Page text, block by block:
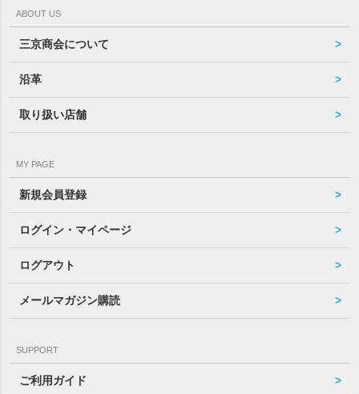
ABOUT US
三京商会について
沿革
取り扱い店舗
MY PAGE
新規会員登録
ログイン・マイページ
ログアウト
メールマガジン購読
SUPPORT
ご利用ガイド